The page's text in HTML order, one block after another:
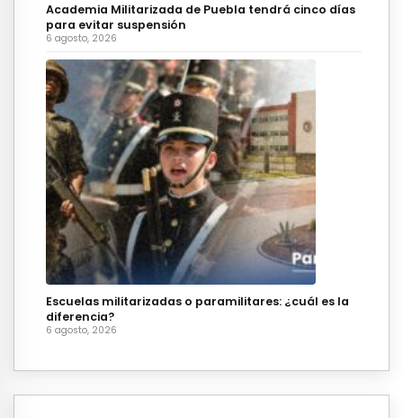
Academia Militarizada de Puebla tendrá cinco días
para evitar suspensión
6 agosto, 2026
Escuelas militarizadas o paramilitares: ¿cuál es la
diferencia?
6 agosto, 2026